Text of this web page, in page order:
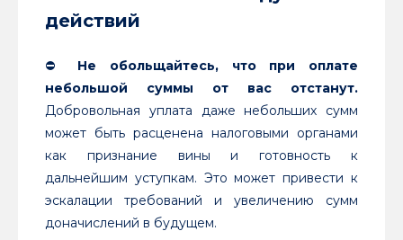
действий
⛔️ Не обольщайтесь, что при оплате
небольшой суммы от вас отстанут.
Добровольная уплата даже небольших сумм
может быть расценена налоговыми органами
как признание вины и готовность к
дальнейшим уступкам. Это может привести к
эскалации требований и увеличению сумм
доначислений в будущем.